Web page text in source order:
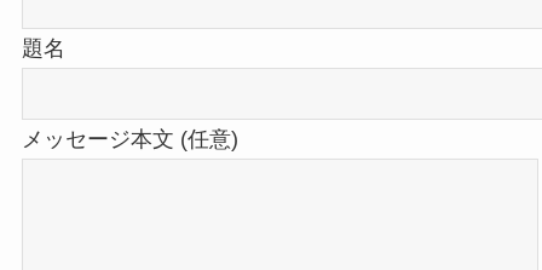
題名
メッセージ本文 (任意)